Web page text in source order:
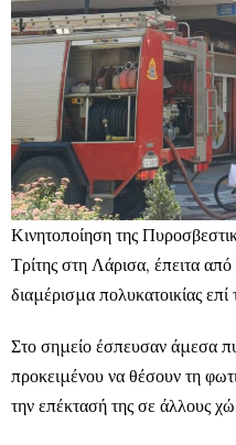
Κινητοποίηση της
Τρίτης στη Λάρισα, έπειτα
διαμέρισμα πολυκατοικίας
Στο σημείο έσπευσαν άμεσα
προκειμένου να θέσουν τη
την επέκτασή της σε άλλους